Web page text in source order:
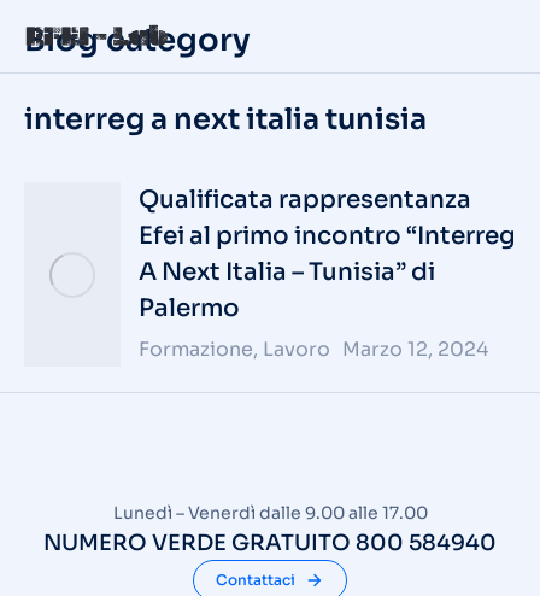
Blog category
interreg a next italia tunisia
Qualificata rappresentanza
Efei al primo incontro “Interreg
A Next Italia – Tunisia” di
Palermo
Formazione, Lavoro Marzo 12, 2024
Lunedì – Venerdì dalle 9.00 alle 17.00
NUMERO VERDE GRATUITO 800 584940
Contattaci